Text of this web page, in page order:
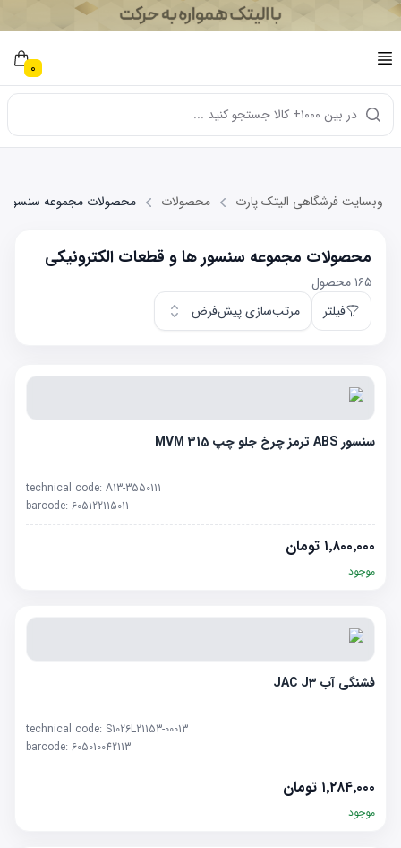
0
در بین ۱۰۰۰+ کالا جستجو کنید ...
وبسایت فرشگاهی الیتک پارت محصولات محصولات مجموعه سنسور
محصولات مجموعه سنسور ها و قطعات الکترونیکی
۱۶۵محصول
فیلتر
مرتب‌سازی پیش‌فرض
سنسور ABS ترمز چرخ جلو چپ MVM 315
technical code: A13-3550111
barcode: 605122115011
۱٬۸۰۰٬۰۰۰ تومان
موجود
فشنگی آب JAC J3
technical code: S1026L21153-00013
barcode: 605010042113
۱٬۲۸۴٬۰۰۰ تومان
موجود